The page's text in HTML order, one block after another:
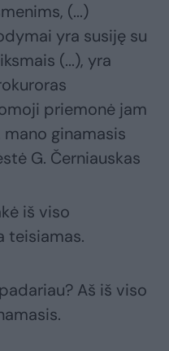
(...)
yra susiję su
(...), yra
priemonė jam
ginamasis
G. Černiauskas
iš viso
teisiamas.
Aš iš viso